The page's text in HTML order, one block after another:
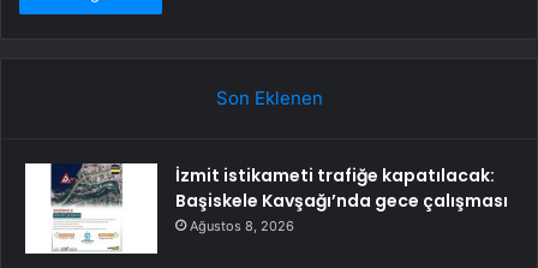
Son Eklenen
İzmit istikameti trafiğe kapatılacak:
Başiskele Kavşağı’nda gece çalışması
Ağustos 8, 2026